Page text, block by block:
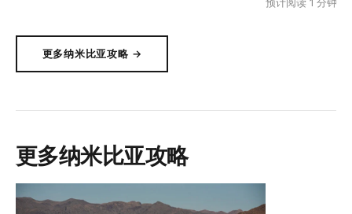
更多纳米比亚攻略 →
更多纳米比亚攻略